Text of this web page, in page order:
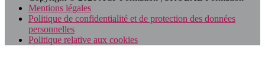
Mentions légales
Politique de confidentialité et de protection des données
personnelles
Politique relative aux cookies